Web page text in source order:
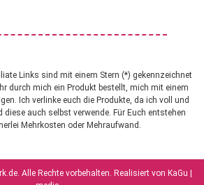
Links sind mit einem Stern (*) gekennzeichnet
durch mich ein Produkt bestellt, mich mit einem
Ich verlinke euch die Produkte, da ich voll und
auch selbst verwende. Für Euch entstehen
Mehrkosten oder Mehraufwand.
Alle Rechte vorbehalten. Realisiert von KaGu |